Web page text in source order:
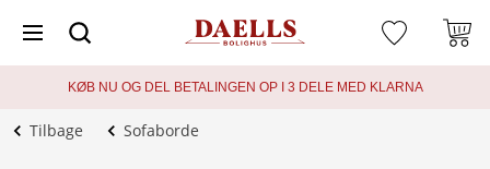
KØB NU OG DEL BETALINGEN OP I 3 DELE MED KLARNA
Tilbage Sofaborde